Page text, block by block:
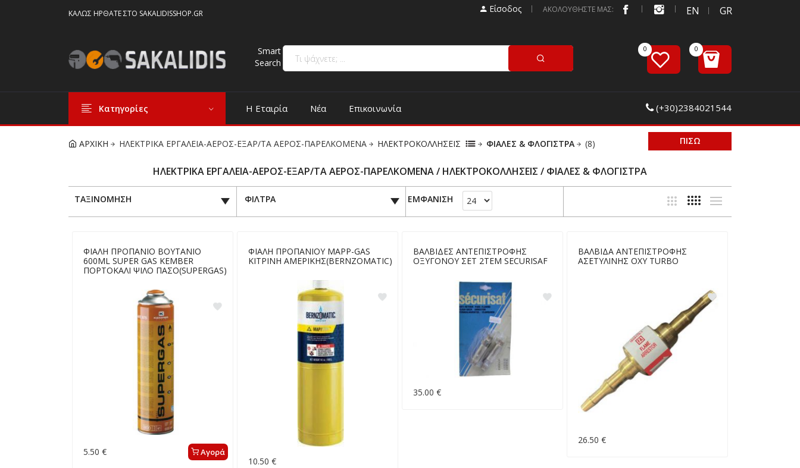
ΚΑΛΏΣ ΉΡΘΑΤΕ ΣΤΟ SAKALIDISSHOP.GR Είσοδος ΑΚΟΛΟΥΘΗΣΤΕ ΜΑΣ: EN GR
Smart
Search
Κατηγορίες Η Εταιρία Νέα Επικοινωνία (+30)2384021544
ΑΡΧΙΚΗ ΗΛΕΚΤΡΙΚΑ ΕΡΓΑΛΕΙΑ-ΑΕΡΟΣ-ΕΞΑΡ/ΤΑ ΑΕΡΟΣ-ΠΑΡΕΛΚΟΜΕΝΑ ΗΛΕΚΤΡΟΚΟΛΛΗΣΕΙΣ ΦΙΑΛΕΣ & ΦΛΟΓΙΣΤΡΑ (8) ΠΙΣΩ
ΗΛΕΚΤΡΙΚΑ ΕΡΓΑΛΕΙΑ-ΑΕΡΟΣ-ΕΞΑΡ/ΤΑ ΑΕΡΟΣ-ΠΑΡΕΛΚΟΜΕΝΑ / ΗΛΕΚΤΡΟΚΟΛΛΗΣΕΙΣ / ΦΙΑΛΕΣ & ΦΛΟΓΙΣΤΡΑ
ΤΑΞΙΝΟΜΗΣΗ ΦΙΛΤΡΑ ΕΜΦΑΝΙΣΗ
ΦΙΑΛΗ ΠΡΟΠΑΝΙΟ ΒΟΥΤΑΝΙΟ
600ML SUPER GAS KEMBER
ΠΟΡΤΟΚΑΛΙ ΨΙΛΟ ΠΑΣΟ(SUPERGAS)
5.50 € Αγορά
ΦΙΑΛΗ ΠΡΟΠΑΝΙΟΥ MAPP-GAS
ΚΙΤΡΙΝΗ ΑΜΕΡΙΚΗΣ(BERNZOMATIC)
10.50 €
ΒΑΛΒΙΔΕΣ ΑΝΤΕΠΙΣΤΡΟΦΗΣ
ΟΞΥΓΟΝΟΥ ΣΕΤ 2ΤΕΜ SECURISAF
35.00 €
ΒΑΛΒΙΔΑ ΑΝΤΕΠΙΣΤΡΟΦΗΣ
ΑΣΕΤΥΛΙΝΗΣ ΟΧΥ TURBO
26.50 €